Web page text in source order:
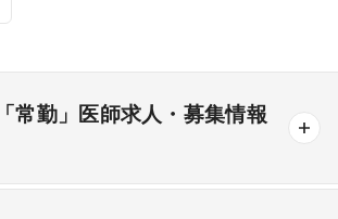
常勤」医師求人・募集情報